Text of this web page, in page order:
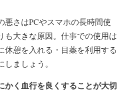
悪さはPCやスマホの長時間使
も大きな原因。仕事での使用は
休憩を入れる・目薬を利用する
ましょう。
かく血行を良くすることが大切